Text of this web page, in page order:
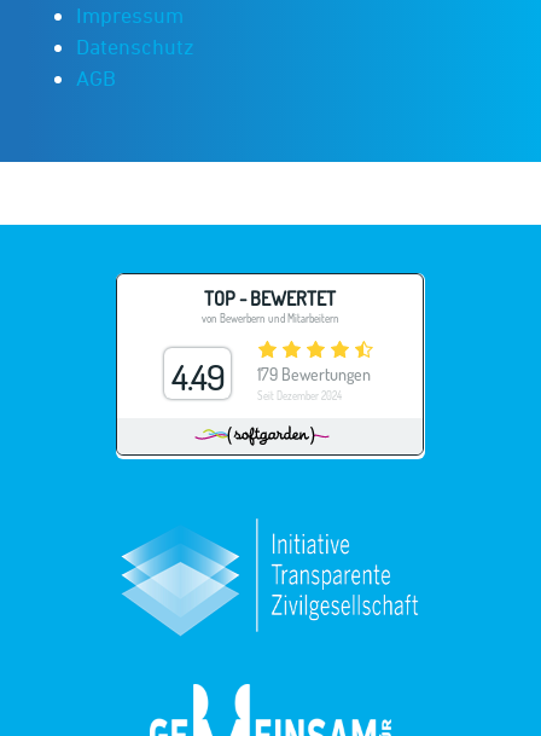
Impressum
Datenschutz
AGB